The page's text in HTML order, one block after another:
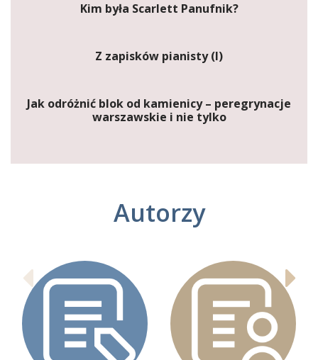
Kim była Scarlett Panufnik?
Z zapisków pianisty (I)
Jak odróżnić blok od kamienicy – peregrynacje
warszawskie i nie tylko
Autorzy